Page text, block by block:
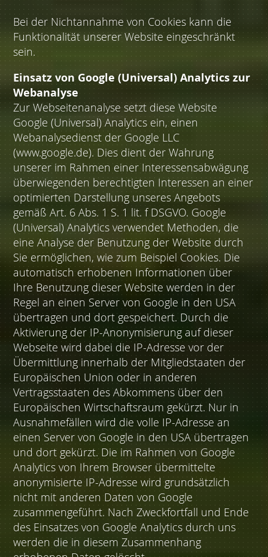
Bei der Nichtannahme von Cookies kann die
Funktionalität unserer Website eingeschränkt
sein.
Einsatz von Google (Universal) Analytics zur
Webanalyse
Zur Webseitenanalyse setzt diese Website
Google (Universal) Analytics ein, einen
Webanalysedienst der Google LLC
(www.google.de). Dies dient der Wahrung
unserer im Rahmen einer Interessensabwägung
überwiegenden berechtigten Interessen an einer
optimierten Darstellung unseres Angebots
gemäß Art. 6 Abs. 1 S. 1 lit. f DSGVO. Google
(Universal) Analytics verwendet Methoden, die
eine Analyse der Benutzung der Website durch
Sie ermöglichen, wie zum Beispiel Cookies. Die
automatisch erhobenen Informationen über
Ihre Benutzung dieser Website werden in der
Regel an einen Server von Google in den USA
übertragen und dort gespeichert. Durch die
Aktivierung der IP-Anonymisierung auf dieser
Webseite wird dabei die IP-Adresse vor der
Übermittlung innerhalb der Mitgliedstaaten der
Europäischen Union oder in anderen
Vertragsstaaten des Abkommens über den
Europäischen Wirtschaftsraum gekürzt. Nur in
Ausnahmefällen wird die volle IP-Adresse an
einen Server von Google in den USA übertragen
und dort gekürzt. Die im Rahmen von Google
Analytics von Ihrem Browser übermittelte
anonymisierte IP-Adresse wird grundsätzlich
nicht mit anderen Daten von Google
zusammengeführt. Nach Zweckfortfall und Ende
des Einsatzes von Google Analytics durch uns
werden die in diesem Zusammenhang